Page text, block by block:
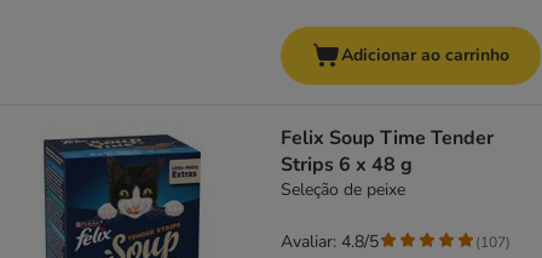
Adicionar ao carrinho
Felix Soup Time Tender
Strips 6 x 48 g
Seleção de peixe
Avaliar: 4.8/5 (107)